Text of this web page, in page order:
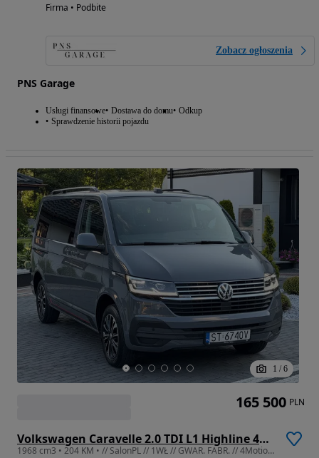
Firma • Podbite
Zobacz ogłoszenia
PNS Garage
Usługi finansowe Dostawa do domu Odkup
Sprawdzenie historii pojazdu
1 / 6
Volkswagen Caravelle 2.0 TDI L1 Highline 4Motion DSG
1968 cm3 • 204 KM • // SalonPL // 1WŁ // GWAR. FABR. // 4Motion // DSG // LED // 8 os //
165 500 PLN